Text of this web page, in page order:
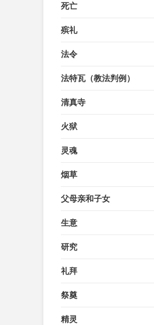
死亡
殡礼
法令
法特瓦（教法判例）
清真寺
火狱
灵魂
烟草
父母亲和子女
生意
研究
礼拜
祭奠
精灵